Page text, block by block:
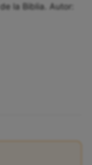
de la Biblia. Autor: